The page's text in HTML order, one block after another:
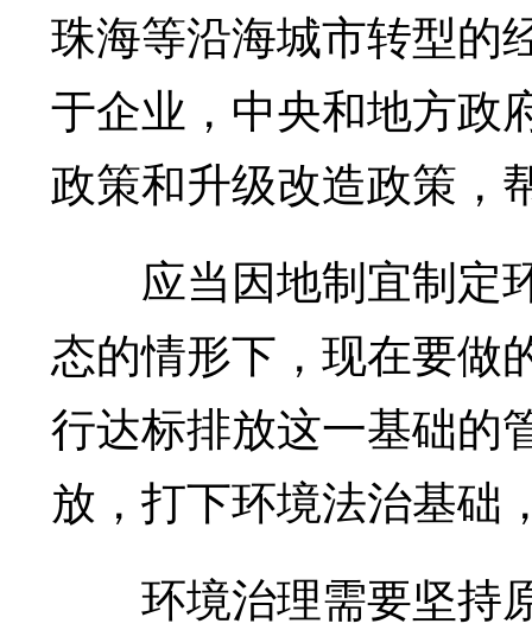
珠海等沿海城市转型的
于企业，中央和地方政
政策和升级改造政策，
应当因地制宜制定
态的情形下，现在要做
行达标排放这一基础的
放，打下环境法治基础
环境治理需要坚持